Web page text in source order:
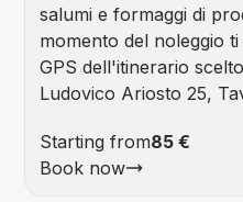
salumi e formaggi di
momento del noleggio
GPS dell'itinerario
Ludovico Ariosto 25,
Starting from85 €
Book now